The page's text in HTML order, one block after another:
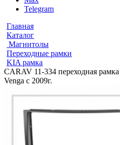
Telegram
Главная
Каталог
Магнитолы
Переходные рамки
KIA рамка
CARAV 11-334 переходная
Venga с 2009г.